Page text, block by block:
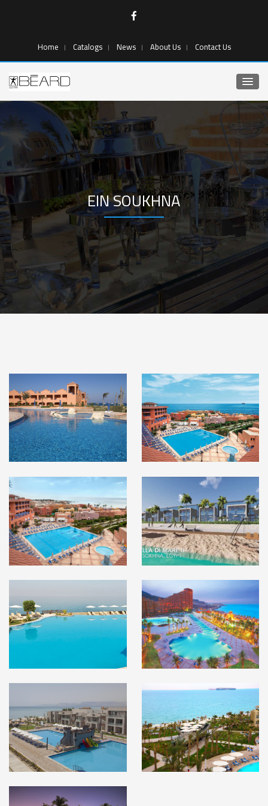
Home Catalogs News About Us Contact Us
EIN SOUKHNA